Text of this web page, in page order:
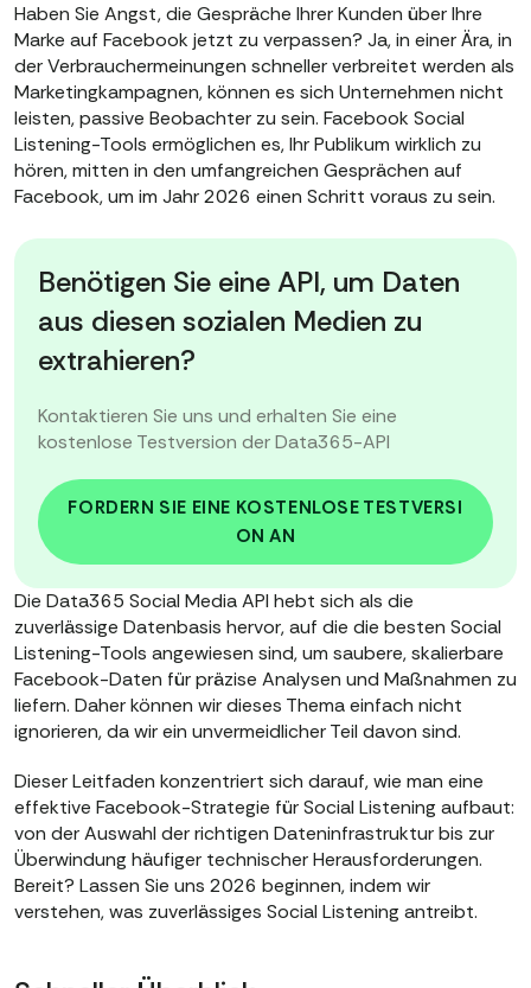
Haben Sie Angst, die Gespräche Ihrer Kunden über Ihre
Marke auf Facebook jetzt zu verpassen? Ja, in einer Ära, in
der Verbrauchermeinungen schneller verbreitet werden als
Marketingkampagnen, können es sich Unternehmen nicht
leisten, passive Beobachter zu sein. Facebook Social
Listening-Tools ermöglichen es, Ihr Publikum wirklich zu
hören, mitten in den umfangreichen Gesprächen auf
Facebook, um im Jahr 2026 einen Schritt voraus zu sein.
Benötigen Sie eine API, um Daten
aus diesen sozialen Medien zu
extrahieren?
Kontaktieren Sie uns und erhalten Sie eine
kostenlose Testversion der Data365-API
FORDERN SIE EINE KOSTENLOSE TESTVERSI
ON AN
Die Data365 Social Media API hebt sich als die
zuverlässige Datenbasis hervor, auf die die besten Social
Listening-Tools angewiesen sind, um saubere, skalierbare
Facebook-Daten für präzise Analysen und Maßnahmen zu
liefern. Daher können wir dieses Thema einfach nicht
ignorieren, da wir ein unvermeidlicher Teil davon sind.
Dieser Leitfaden konzentriert sich darauf, wie man eine
effektive Facebook-Strategie für Social Listening aufbaut:
von der Auswahl der richtigen Dateninfrastruktur bis zur
Überwindung häufiger technischer Herausforderungen.
Bereit? Lassen Sie uns 2026 beginnen, indem wir
verstehen, was zuverlässiges Social Listening antreibt.